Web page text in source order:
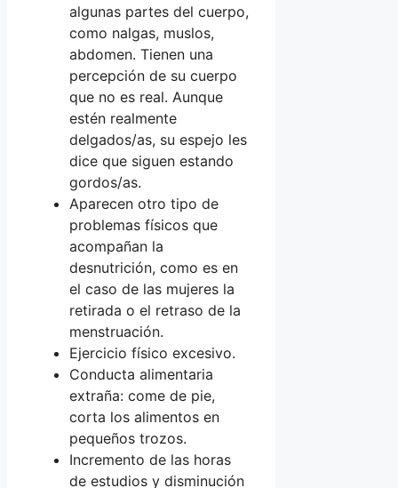
algunas partes del cuerpo,
como nalgas, muslos,
abdomen. Tienen una
percepción de su cuerpo
que no es real. Aunque
estén realmente
delgados/as, su espejo les
dice que siguen estando
gordos/as.
Aparecen otro tipo de
problemas físicos que
acompañan la
desnutrición, como es en
el caso de las mujeres la
retirada o el retraso de la
menstruación.
Ejercicio físico excesivo.
Conducta alimentaria
extraña: come de pie,
corta los alimentos en
pequeños trozos.
Incremento de las horas
de estudios y disminución